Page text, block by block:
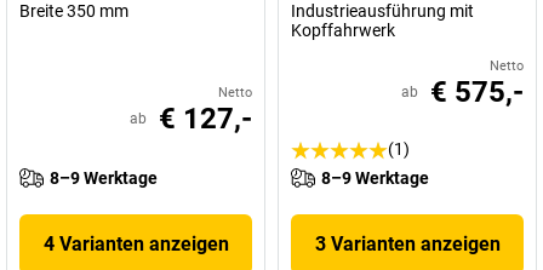
Breite 350 mm
Netto
ab € 127,-
8–9 Werktage
4 Varianten anzeigen
Industrieausführung mit
Kopffahrwerk
Netto
ab € 575,-
(1)
8–9 Werktage
3 Varianten anzeigen